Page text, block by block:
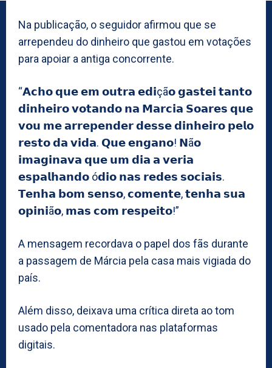
Na publicação, o seguidor afirmou que se
arrependeu do dinheiro que gastou em votações
para apoiar a antiga concorrente.
“𝗔𝗰𝗵𝗼 𝗾𝘂𝗲 𝗲𝗺 𝗼𝘂𝘁𝗿𝗮 𝗲𝗱𝗶çã𝗼 𝗴𝗮𝘀𝘁𝗲𝗶 𝘁𝗮𝗻𝘁𝗼
𝗱𝗶𝗻𝗵𝗲𝗶𝗿𝗼 𝘃𝗼𝘁𝗮𝗻𝗱𝗼 𝗻𝗮 𝗠𝗮𝗿𝗰𝗶𝗮 𝗦𝗼𝗮𝗿𝗲𝘀 𝗾𝘂𝗲
𝘃𝗼𝘂 𝗺𝗲 𝗮𝗿𝗿𝗲𝗽𝗲𝗻𝗱𝗲𝗿 𝗱𝗲𝘀𝘀𝗲 𝗱𝗶𝗻𝗵𝗲𝗶𝗿𝗼 𝗽𝗲𝗹𝗼
𝗿𝗲𝘀𝘁𝗼 𝗱𝗮 𝘃𝗶𝗱𝗮. 𝗤𝘂𝗲 𝗲𝗻𝗴𝗮𝗻𝗼! 𝗡ã𝗼
𝗶𝗺𝗮𝗴𝗶𝗻𝗮𝘃𝗮 𝗾𝘂𝗲 𝘂𝗺 𝗱𝗶𝗮 𝗮 𝘃𝗲𝗿𝗶𝗮
𝗲𝘀𝗽𝗮𝗹𝗵𝗮𝗻𝗱𝗼 ó𝗱𝗶𝗼 𝗻𝗮𝘀 𝗿𝗲𝗱𝗲𝘀 𝘀𝗼𝗰𝗶𝗮𝗶𝘀.
𝗧𝗲𝗻𝗵𝗮 𝗯𝗼𝗺 𝘀𝗲𝗻𝘀𝗼, 𝗰𝗼𝗺𝗲𝗻𝘁𝗲, 𝘁𝗲𝗻𝗵𝗮 𝘀𝘂𝗮
𝗼𝗽𝗶𝗻𝗶ã𝗼, 𝗺𝗮𝘀 𝗰𝗼𝗺 𝗿𝗲𝘀𝗽𝗲𝗶𝘁𝗼!”
A mensagem recordava o papel dos fãs durante
a passagem de Márcia pela casa mais vigiada do
país.
Além disso, deixava uma crítica direta ao tom
usado pela comentadora nas plataformas
digitais.